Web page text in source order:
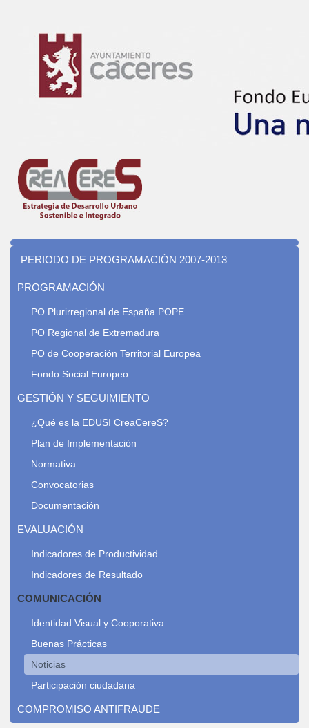
PERIODO DE PROGRAMACIÓN 2007-2013
PROGRAMACIÓN
PO Plurirregional de España POPE
PO Regional de Extremadura
PO de Cooperación Territorial Europea
Fondo Social Europeo
GESTIÓN Y SEGUIMIENTO
¿Qué es la EDUSI CreaCereS?
Plan de Implementación
Normativa
Convocatorias
Documentación
EVALUACIÓN
Indicadores de Productividad
Indicadores de Resultado
COMUNICACIÓN
Identidad Visual y Cooporativa
Buenas Prácticas
Noticias
Participación ciudadana
COMPROMISO ANTIFRAUDE